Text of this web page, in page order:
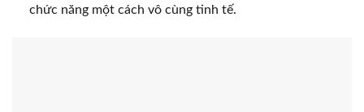
chức năng một cách vô cùng tinh tế.